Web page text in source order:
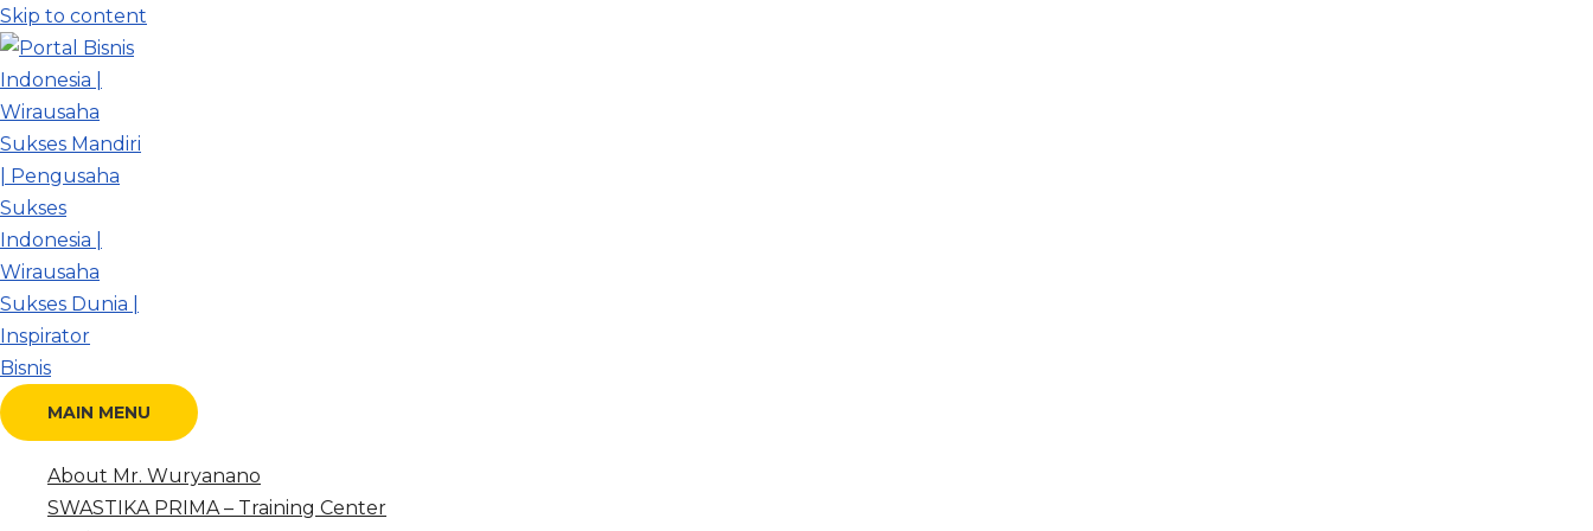
Skip to content
MAIN MENU
About Mr. Wuryanano
SWASTIKA PRIMA – Training Center